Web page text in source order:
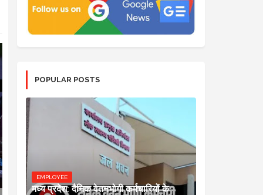
POPULAR POSTS
EMPLOYEE
मध्य प्रदेश: दैनिक वेतनभोगी कर्मचारियों के